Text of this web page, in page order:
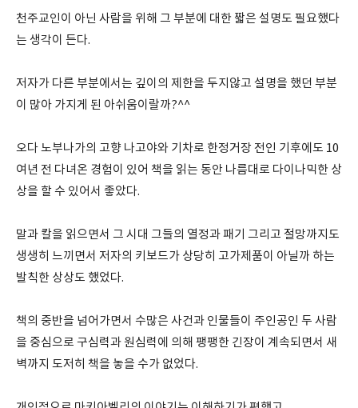
천주교인이 아닌 사람을 위해 그 부분에 대한 짧은 설명도 필요했다
는 생각이 든다.
저자가 다른 부분에서는 깊이의 제한을 두지않고 설명을 했던 부분
이 많아 가지게 된 아쉬움이랄까?^^
오다 노부나가의 고향 나고야와 기차로 한정거장 전인 기후에도 10
여년 전 다녀온 경험이 있어 책을 읽는 동안 나름대로 다이나믹한 상
상을 할 수 있어서 좋았다.
말과 칼을 읽으면서 그 시대 그들의 열정과 패기 그리고 절망까지도
생생히 느끼면서 저자의 키보드가 상당히 고가제품이 아닐까 하는
발칙한 상상도 했었다.
책의 중반을 넘어가면서 수많은 사건과 인물들이 주인공인 두 사람
을 중심으로 구심력과 원심력에 의해 팽팽한 긴장이 계속되면서 새
벽까지 도저히 책을 놓을 수가 없었다.